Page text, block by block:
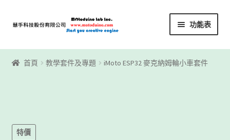
覽
容
功能表
首頁
Registration
首頁 教學套件及專題 iMoto ESP32 麥克納姆輪小車套件
特價